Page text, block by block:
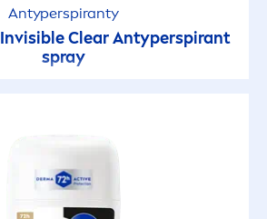
Antyperspiranty
Invisible Clear Antyperspirant
spray